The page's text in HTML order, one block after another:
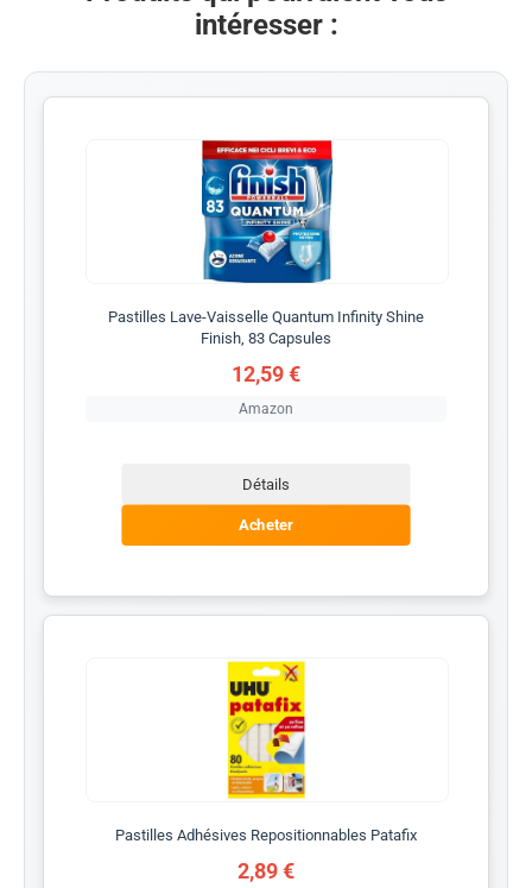
intéresser :
Pastilles Lave-Vaisselle Quantum Infinity Shine
Finish, 83 Capsules
12,59 €
Amazon
Détails
Acheter
Pastilles Adhésives Repositionnables Patafix
2,89 €